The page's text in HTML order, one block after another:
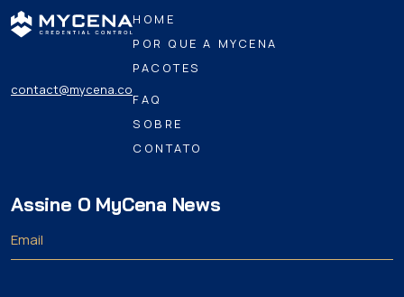
contact@mycena.co
HOME
POR QUE A MYCENA
PACOTES
FAQ
SOBRE
CONTATO
Assine O MyCena News